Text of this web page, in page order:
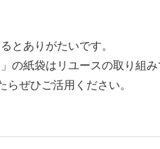
とありがたいです。
の紙袋はリユースの取り組
ぜひご活用ください。